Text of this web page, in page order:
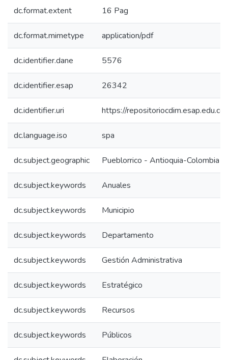
dc.format.extent 16 Pag
dc.format.mimetype application/pdf
dc.identifier.dane 5576
dc.identifier.esap 26342
dc.identifier.uri https://
dc.language.iso spa
dc.subject.geographic Pueblorrico - Antioquia-Colombia
dc.subject.keywords Anuales
dc.subject.keywords Municipio
dc.subject.keywords Departamento
dc.subject.keywords Gestión Administrativa
dc.subject.keywords Estratégico
dc.subject.keywords Recursos
dc.subject.keywords Públicos